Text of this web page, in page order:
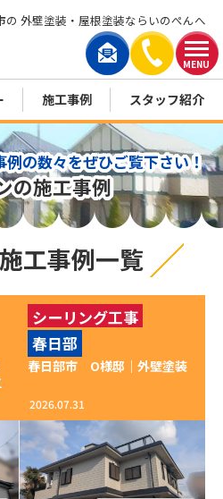
MENU
外壁塗装・屋根塗装ならいのぺんへ
施工事例 スタッフ紹介
例の数々をぜひご覧下さい！
の施工事例
工事例一覧
春日部市 O様邸｜外壁塗装
2026.07.31
シーリング工事
付帯部塗装
春日部